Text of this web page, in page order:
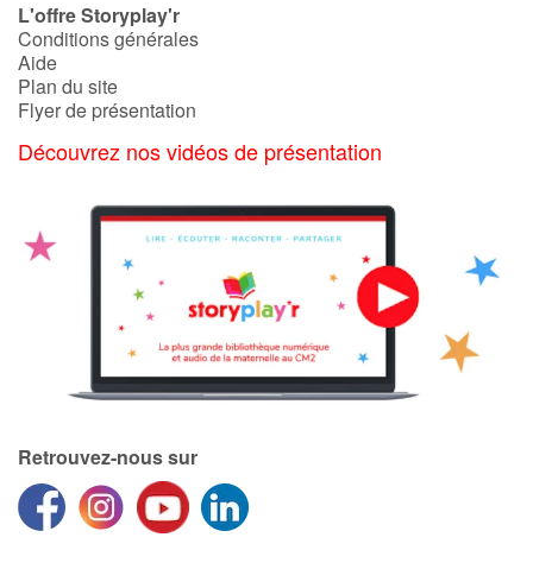
Émotions et sentiments
Formats et illustrations
Contraste +
Famille
Écoles
L'offre Storyplay'r
Conditions générales
Aide
Plan du site
Flyer de présentation
Découvrez nos vidéos de présentation
Retrouvez-nous sur